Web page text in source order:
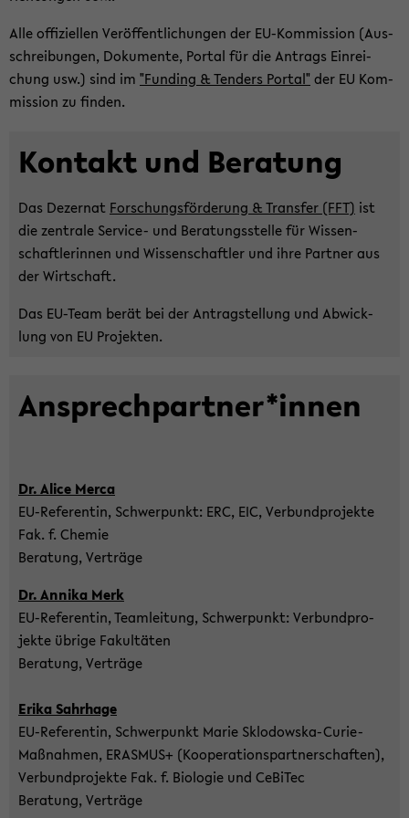
Alle of­fi­zi­el­len Ver­öf­fent­li­chun­gen der EU-​Kommission (Aus­
schrei­bun­gen, Do­ku­men­te, Por­tal für die An­trags Ein­rei­
chung usw.) sind im "Fun­ding & Ten­ders Por­tal" der EU Kom­
mis­si­on zu fin­den.
Kon­takt und Be­ra­tung
Das De­zer­nat For­schungs­för­de­rung & Trans­fer (FFT) ist
die zen­tra­le Service-​ und Be­ra­tungs­stel­le für Wis­sen­
schaft­le­rin­nen und Wis­sen­schaft­ler und ihre Part­ner aus
der Wirt­schaft.
Das EU-​Team berät bei der An­trag­stel­lung und Ab­wick­
lung von EU Pro­jek­ten.
An­sprech­part­ner*innen
Dr. Alice Merca
EU-​Referentin, Schwer­punkt: ERC, EIC, Ver­bund­pro­jek­te
Fak. f. Che­mie
Be­ra­tung, Ver­trä­ge
Dr. An­ni­ka Merk
EU-​Referentin, Team­lei­tung, Schwer­punkt: Ver­bund­pro­
jek­te üb­ri­ge Fa­kul­tä­ten
Be­ra­tung, Ver­trä­ge
Erika Sahrha­ge
EU-​Referentin, Schwer­punkt Marie Sklodowska-​Curie-
Maßnahmen, ERAS­MUS+ (Ko­ope­ra­ti­ons­part­ner­schaf­ten),
Ver­bund­pro­jek­te Fak. f. Bio­lo­gie und Ce­Bi­Tec
Be­ra­tung, Ver­trä­ge